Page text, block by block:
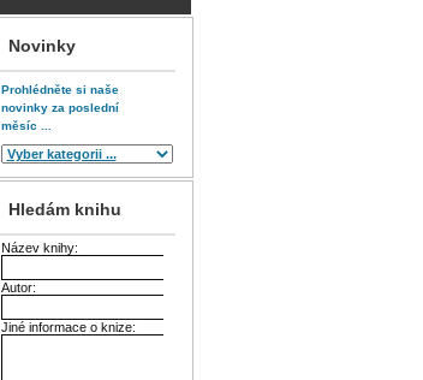
Novinky
Prohlédněte si naše
novinky za poslední
měsíc ...
Hledám knihu
Název knihy:
Autor:
Jiné informace o knize: